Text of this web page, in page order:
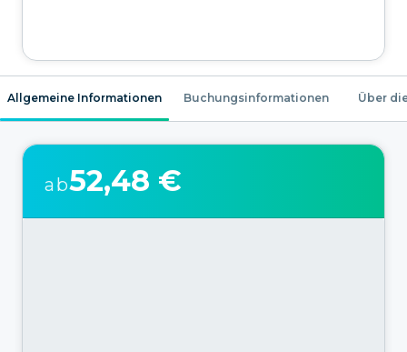
Allgemeine Informationen Buchungsinformationen Über
ab52,48 €